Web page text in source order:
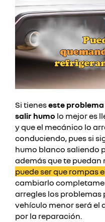
Si tieneseste
salir humo lo mejor es
y que el mecánico lo
conduciendo, pues si
humo blanco saliendo
además que te
puede ser que rompas
cambiarlo
arregles los problemas
vehículo menor será el
por la reparación.